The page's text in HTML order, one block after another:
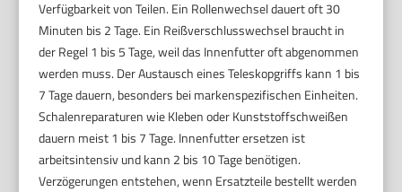
Verfügbarkeit von Teilen. Ein Rollenwechsel dauert oft 30
Minuten bis 2 Tage. Ein Reißverschlusswechsel braucht in
der Regel 1 bis 5 Tage, weil das Innenfutter oft abgenommen
werden muss. Der Austausch eines Teleskopgriffs kann 1 bis
7 Tage dauern, besonders bei markenspezifischen Einheiten.
Schalenreparaturen wie Kleben oder Kunststoffschweißen
dauern meist 1 bis 7 Tage. Innenfutter ersetzen ist
arbeitsintensiv und kann 2 bis 10 Tage benötigen.
Verzögerungen entstehen, wenn Ersatzteile bestellt werden